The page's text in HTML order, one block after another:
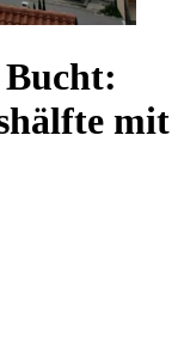
mit